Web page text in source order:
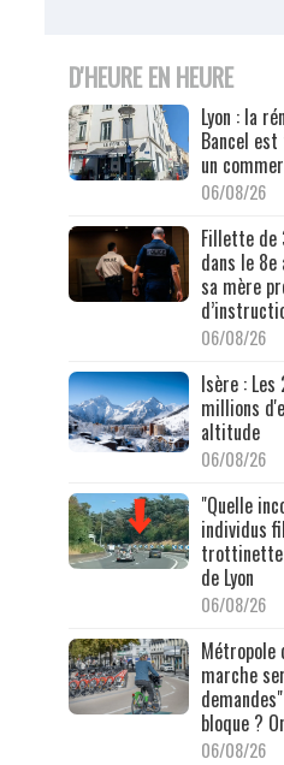
D'HEURE EN HEURE
Lyon : la
Bancel
un
06/08/26
Fillette de
dans le 8e
sa mère
06/08/26
Isère :
millions
altitude
06/08/26
"Quelle
individus
trottinette
de Lyon
06/08/26
Métropole
marche
bloque ?
06/08/26